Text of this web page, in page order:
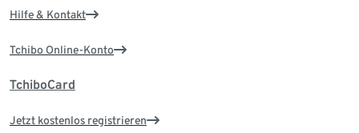
Hilfe & Kontakt
Tchibo Online-Konto
TchiboCard
Jetzt kostenlos registrieren